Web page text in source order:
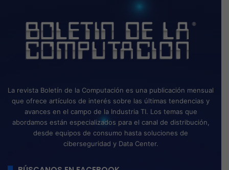
La revista Boletín de la Computación es una publicación mensual
que ofrece artículos de interés sobre las últimas tendencias y
avances en el campo de la Industria TI. Los temas que
abordamos están especializados para el canal de distribución,
desde equipos de consumo hasta soluciones de
ciberseguridad y Data Center.